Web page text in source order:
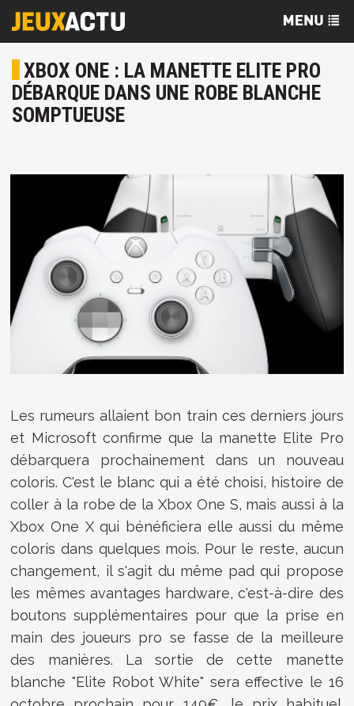
XBOX ONE : LA MANETTE ELITE PRO
DÉBARQUE DANS UNE ROBE BLANCHE
SOMPTUEUSE
Les rumeurs allaient bon train ces derniers jours
et Microsoft confirme que la manette Elite Pro
débarquera prochainement dans un nouveau
coloris. C'est le blanc qui a été choisi, histoire de
coller à la robe de la Xbox One S, mais aussi à la
Xbox One X qui bénéficiera elle aussi du même
coloris dans quelques mois. Pour le reste, aucun
changement, il s'agit du même pad qui propose
les mêmes avantages hardware, c'est-à-dire des
boutons supplémentaires pour que la prise en
main des joueurs pro se fasse de la meilleure
des manières. La sortie de cette manette
blanche "Elite Robot White" sera effective le 16